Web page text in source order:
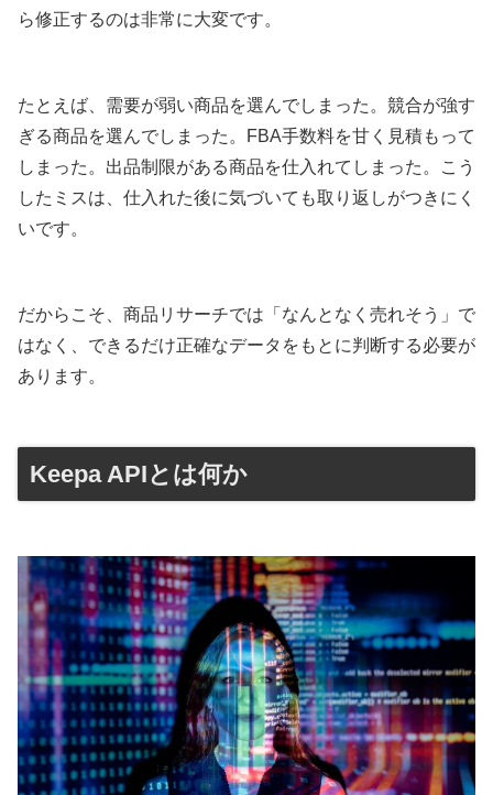
ら修正するのは非常に大変です。
たとえば、需要が弱い商品を選んでしまった。競合が強す
ぎる商品を選んでしまった。FBA手数料を甘く見積もって
しまった。出品制限がある商品を仕入れてしまった。こう
したミスは、仕入れた後に気づいても取り返しがつきにく
いです。
だからこそ、商品リサーチでは「なんとなく売れそう」で
はなく、できるだけ正確なデータをもとに判断する必要が
あります。
Keepa APIとは何か